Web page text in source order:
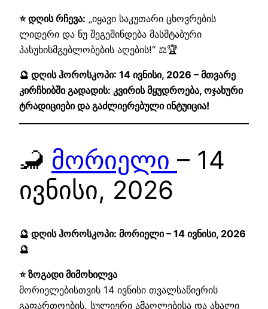
⭐ დღის რჩევა: „იყავი საკუთარი ცხოვრების
ლიდერი და ნუ შეგეშინდება მასშტაბური
პასუხისმგებლობების აღების!“ ⚖️🏆
🔮 დღის ჰოროსკოპი: 14 ივნისი, 2026 – მთვარე
კირჩხიბში გადადის: კვირის მყუდროება, ოჯახური
ტრადიციები და გაძლიერებული ინტუიცია!
🦂 მორიელი – 14
ივნისი, 2026
🔮 დღის ჰოროსკოპი: მორიელი – 14 ივნისი, 2026
🔮
⭐ ზოგადი მიმოხილვა
მორიელებისთვის 14 ივნისი თვალსაწიერის
გაფართოების, სულიერი ამაღლებისა და ახალი